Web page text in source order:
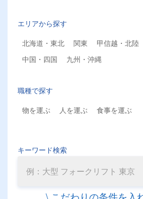
エリアから探す
北海道・東北
関東 甲信越・北陸
中国・四国
九州・沖縄
職種で探す
物を運ぶ
人を運ぶ 食事を運ぶ
キーワード検索